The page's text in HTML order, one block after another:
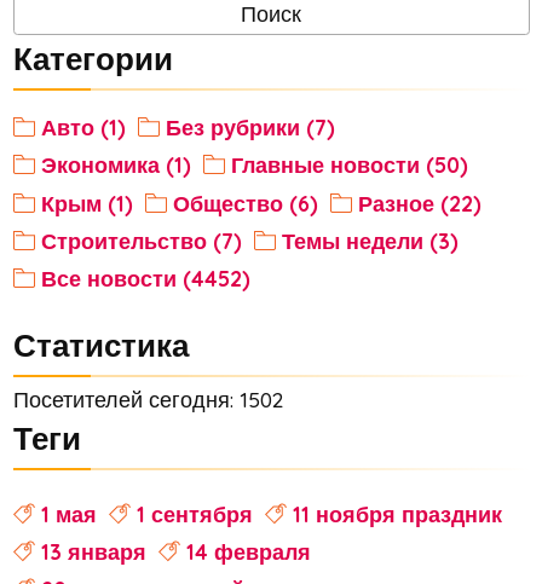
Категории
Авто (1)
Без рубрики (7)
Экономика (1)
Главные новости (50)
Крым (1)
Общество (6)
Разное (22)
Строительство (7)
Темы недели (3)
Все новости (4452)
Статистика
Посетителей сегодня: 1502
Теги
1 мая 1 сентября
11 ноября праздник
13 января
14 февраля